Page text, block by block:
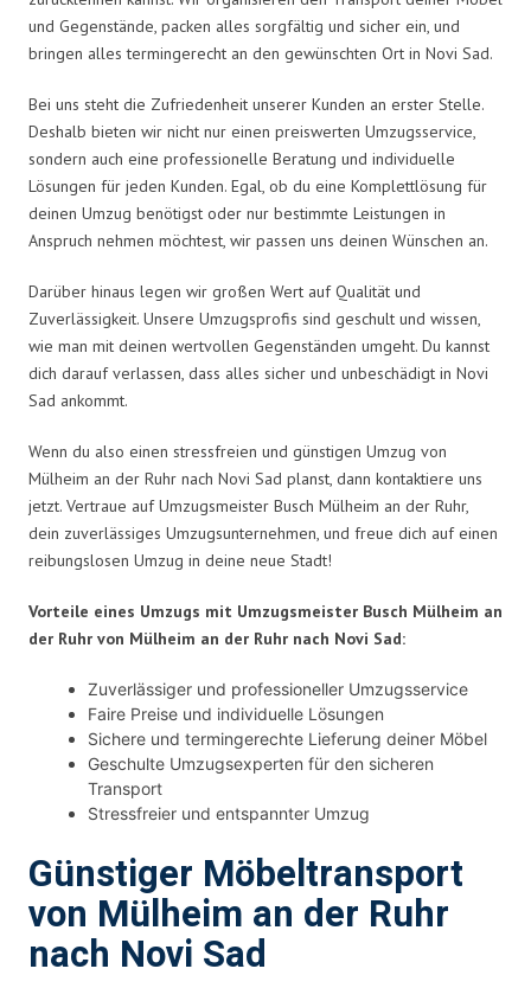
und Gegenstände, packen alles sorgfältig und sicher ein, und
bringen alles termingerecht an den gewünschten Ort in Novi Sad.
Bei uns steht die Zufriedenheit unserer Kunden an erster Stelle.
Deshalb bieten wir nicht nur einen preiswerten Umzugsservice,
sondern auch eine professionelle Beratung und individuelle
Lösungen für jeden Kunden. Egal, ob du eine Komplettlösung für
deinen Umzug benötigst oder nur bestimmte Leistungen in
Anspruch nehmen möchtest, wir passen uns deinen Wünschen an.
Darüber hinaus legen wir großen Wert auf Qualität und
Zuverlässigkeit. Unsere Umzugsprofis sind geschult und wissen,
wie man mit deinen wertvollen Gegenständen umgeht. Du kannst
dich darauf verlassen, dass alles sicher und unbeschädigt in Novi
Sad ankommt.
Wenn du also einen stressfreien und günstigen Umzug von
Mülheim an der Ruhr nach Novi Sad planst, dann kontaktiere uns
jetzt. Vertraue auf Umzugsmeister Busch Mülheim an der Ruhr,
dein zuverlässiges Umzugsunternehmen, und freue dich auf einen
reibungslosen Umzug in deine neue Stadt!
Vorteile eines Umzugs mit Umzugsmeister Busch Mülheim an
der Ruhr von Mülheim an der Ruhr nach Novi Sad:
Zuverlässiger und professioneller Umzugsservice
Faire Preise und individuelle Lösungen
Sichere und termingerechte Lieferung deiner Möbel
Geschulte Umzugsexperten für den sicheren
Transport
Stressfreier und entspannter Umzug
Günstiger Möbeltransport
von Mülheim an der Ruhr
nach Novi Sad